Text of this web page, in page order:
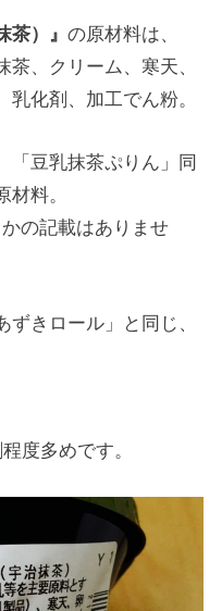
茶）』の原材料は、
、クリーム、寒天、
化剤、加工でん粉。
「豆乳抹茶ぷりん」同
料。
の記載はありませ
きロール」と同じ、
度多めです。